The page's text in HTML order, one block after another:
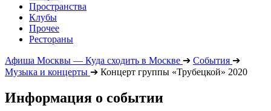
Пространства
Клубы
Прочее
Рестораны
Афиша Москвы — Куда сходить в Москве ➔ События ➔
Музыка и концерты ➔ Концерт группы «Трубецкой» 2020
Информация о событии